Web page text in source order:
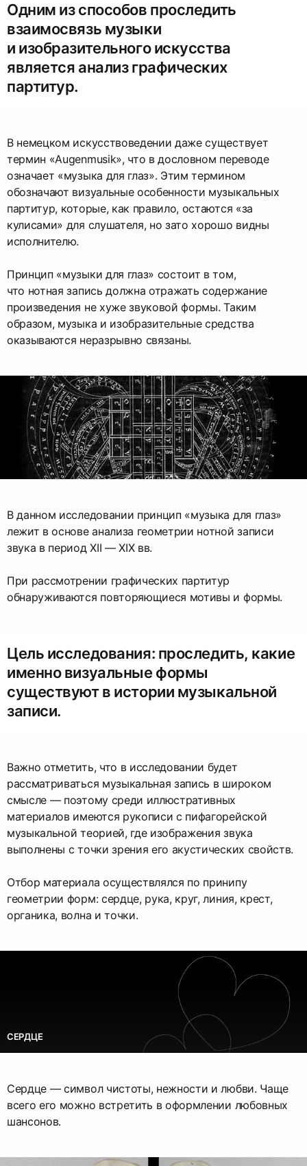
Одним из способов проследить
взаимосвязь музыки
и изобразительного искусства
является анализ графических
партитур.
В немецком искусствоведении даже существует
термин «Augenmusik», что в дословном переводе
означает «музыка для глаз». Этим термином
обозначают визуальные особенности музыкальных
партитур, которые, как правило, остаются «за
кулисами» для слушателя, но зато хорошо видны
исполнителю.
Принцип «музыки для глаз» состоит в том,
что нотная запись должна отражать содержание
произведения не хуже звуковой формы. Таким
образом, музыка и изобразительные средства
оказываются неразрывно связаны.
В данном исследовании принцип «музыка для глаз»
лежит в основе анализа геометрии нотной записи
звука в период XII — XIX вв.
При рассмотрении графических партитур
обнаруживаются повторяющиеся мотивы и формы.
Цель исследования: проследить, какие
именно визуальные формы
существуют в истории музыкальной
записи.
Важно отметить, что в исследовании будет
рассматриваться музыкальная запись в широком
смысле — поэтому среди иллюстративных
материалов имеются рукописи с пифагорейской
музыкальной теорией, где изображения звука
выполнены с точки зрения его акустических свойств.
Отбор материала осуществлялся по принипу
геометрии форм: сердце, рука, круг, линия, крест,
органика, волна и точки.
СЕРДЦЕ
Сердце — символ чистоты, нежности и любви. Чаще
всего его можно встретить в оформлении любовных
шансонов.